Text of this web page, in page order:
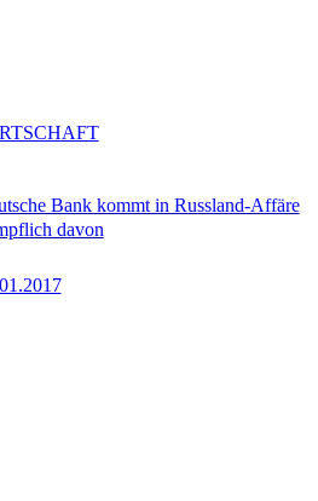
Bank kommt in Russland-Affäre
davon